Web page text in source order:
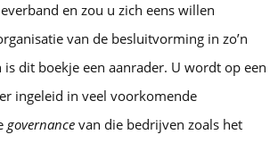
en zou u zich eens willen
van de besluitvorming in zo’n
dit boekje een aanrader. U wordt op een
ingeleid in veel voorkomende
governance van die bedrijven zoals het